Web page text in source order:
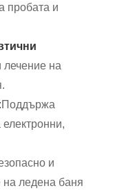
пробата и
лечение на
Поддържа
и
на ледена баня